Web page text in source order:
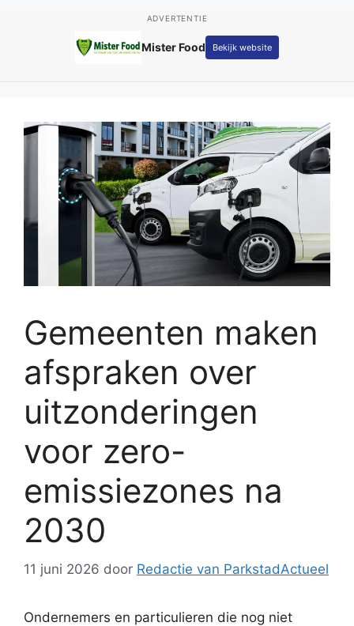
ADVERTENTIE
Fotografie Kay Schepers Bekijk website
Gemeenten maken
afspraken over
uitzonderingen
voor zero-
emissiezones na
2030
11 juni 2026 door Redactie van ParkstadActueel
Ondernemers en particulieren die nog niet